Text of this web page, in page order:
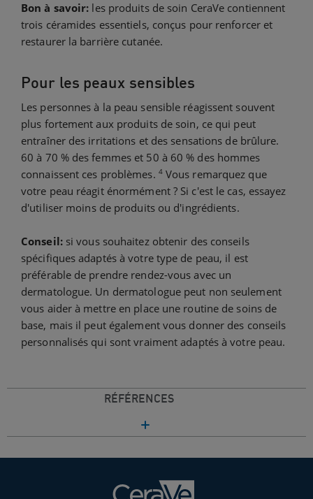
Bon à savoir: les produits de soin CeraVe contiennent
trois céramides essentiels, conçus pour renforcer et
restaurer la barrière cutanée.
Pour les peaux sensibles
Les personnes à la peau sensible réagissent souvent
plus fortement aux produits de soin, ce qui peut
entraîner des irritations et des sensations de brûlure.
60 à 70 % des femmes et 50 à 60 % des hommes
connaissent ces problèmes. 4Vous remarquez que
votre peau réagit énormément ? Si c'est le cas, essayez
d'utiliser moins de produits ou d'ingrédients.
Conseil:si vous souhaitez obtenir des conseils
spécifiques adaptés à votre type de peau, il est
préférable de prendre rendez-vous avec un
dermatologue. Un dermatologue peut non seulement
vous aider à mettre en place une routine de soins de
base, mais il peut également vous donner des conseils
personnalisés qui sont vraiment adaptés à votre peau.
RÉFÉRENCES